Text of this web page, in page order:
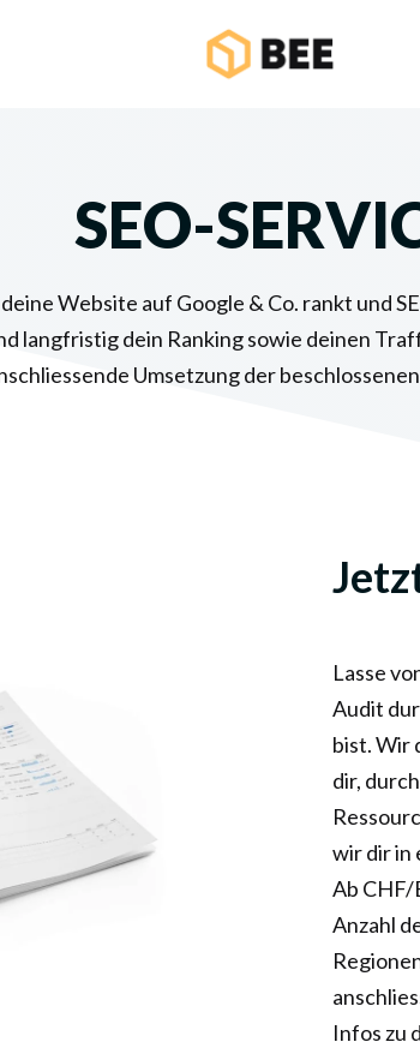
SEO-
Website auf Google & Co. rankt und
langfristig dein Ranking sowie deinen
Umsetzung der
Lasse
Audit
bist. Wir
dir,
wir dir in
Ab CHF/
Anzahl
Infos zu